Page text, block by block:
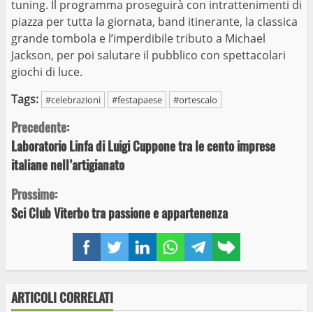
FacebookTwitterLinkedInWhatsAppTelegram
link
tuning. Il programma proseguirà con intrattenimenti di
piazza per tutta la giornata, band itinerante, la classica
grande tombola e l’imperdibile tributo a Michael
Jackson, per poi salutare il pubblico con spettacolari
giochi di luce.
Tags: #celebrazioni #festapaese #ortescalo
Continue
Reading
Precedente:
Laboratorio Linfa di Luigi Cuppone tra le cento imprese
italiane nell’artigianato
Prossimo:
Sci Club Viterbo tra passione e appartenenza
ARTICOLI CORRELATI